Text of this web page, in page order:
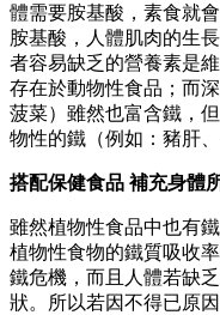
體需要胺基酸，素食就
胺基酸，人體肌肉的生
者容易缺乏的營養素是
存在於動物性食品；而
菠菜）雖然也富含鐵，
物性的鐵（例如：豬肝、
搭配保健食品 補充身體
雖然植物性食品中也有
植物性食物的鐵質吸收
鐵危機，而且人體若缺
狀。所以若因不得已原